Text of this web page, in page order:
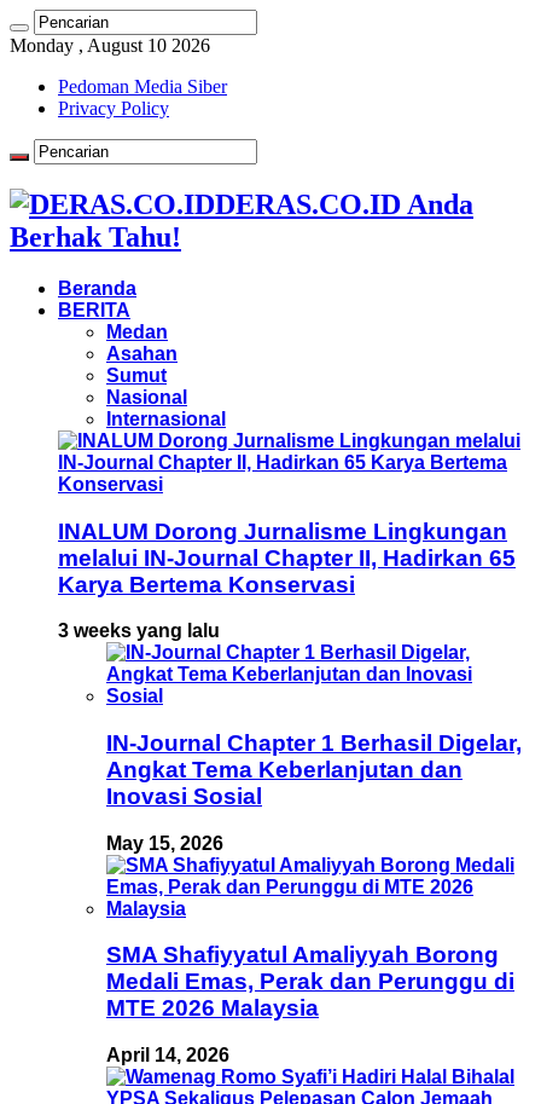
Monday , August 10 2026
Pedoman Media Siber
Privacy Policy
DERAS.CO.ID Anda
Berhak Tahu!
Beranda
BERITA
Medan
Asahan
Sumut
Nasional
Internasional
INALUM Dorong Jurnalisme Lingkungan
melalui IN-Journal Chapter II, Hadirkan 65
Karya Bertema Konservasi
3 weeks yang lalu
IN-Journal Chapter 1 Berhasil Digelar,
Angkat Tema Keberlanjutan dan
Inovasi Sosial
May 15, 2026
SMA Shafiyyatul Amaliyyah Borong
Medali Emas, Perak dan Perunggu di
MTE 2026 Malaysia
April 14, 2026